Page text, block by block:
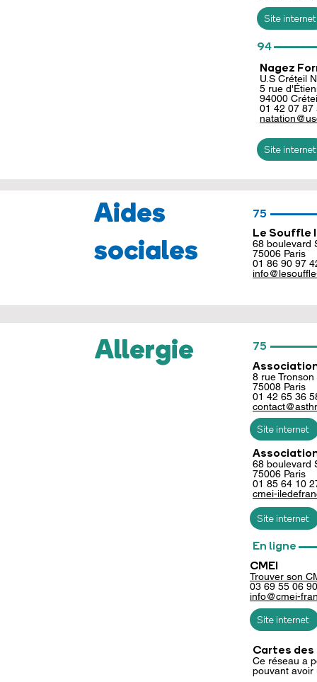
Site internet
94
Nagez
U.S Créteil
5 rue
94000
01 42 07 87
Site internet
Aides
sociales
75
Le Souffle
68 boulevard
75006 Paris
01 86 90 97
Allergie 75
8 rue
75008 Paris
01 42 65 36
Site internet
68 boulevard
75006 Paris
01 85 64 10
cmei-
Site internet
En ligne
CMEI
Trouver son
03 69 55 06 90
info@cmei-
Site internet
Cartes
Ce réseau a
pouvant avoir